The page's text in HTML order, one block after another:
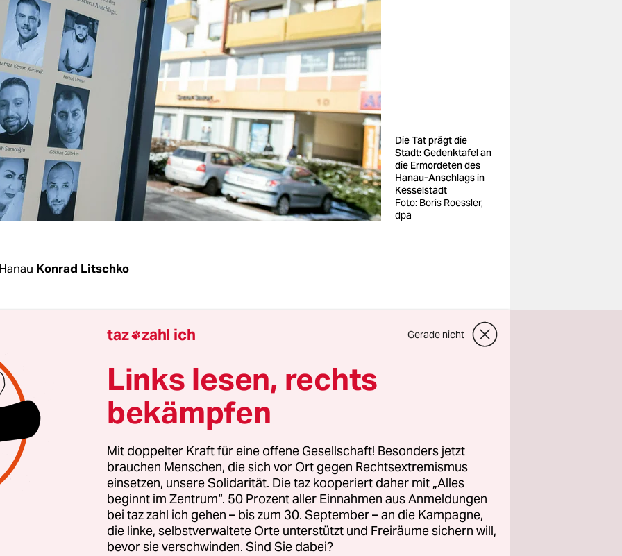
Die Tat prägt die
Stadt: Gedenktafel an
die Ermordeten des
Hanau-Anschlags in
Kesselstadt
Foto: Boris Roessler,
dpa
Konrad Litschko
werden die Angehörigen der Opfer vom Hanauer
Park in Hanau sitzen. Bundespräsident Frank-
und Hessens Ministerpräsident Volker Bouffier
sein, um gemeinsam das offizielle Gedenken zum
Anschlags zu begehen. Am 19. Februar 2020 hatte dort
aus rassistischem Hass und Verfolgungswahn zehn
der Betroffenen zogen mit Unterstützer:innen, der
Februar“, schon am Sonntag Bilanz. In einer
kritisierten sie eine „behördliche Kette des
Diese sei „unverzeihlich“, sagte Newroz Duman von der
taz zahl ich Gerade nicht
Links lesen, rechts
bekämpfen
Mit doppelter Kraft für eine offene Gesellschaft! Besonders jetzt
brauchen Menschen, die sich vor Ort gegen Rechtsextremismus
einsetzen, unsere Solidarität. Die taz kooperiert daher mit „Alles
beginnt im Zentrum“. 50 Prozent aller Einnahmen aus Anmeldungen
bei taz zahl ich gehen – bis zum 30. September – an die Kampagne,
die linke, selbstverwaltete Orte unterstützt und Freiräume sichern will,
bevor sie verschwinden. Sind Sie dabei?